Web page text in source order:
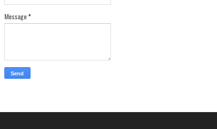
Message*